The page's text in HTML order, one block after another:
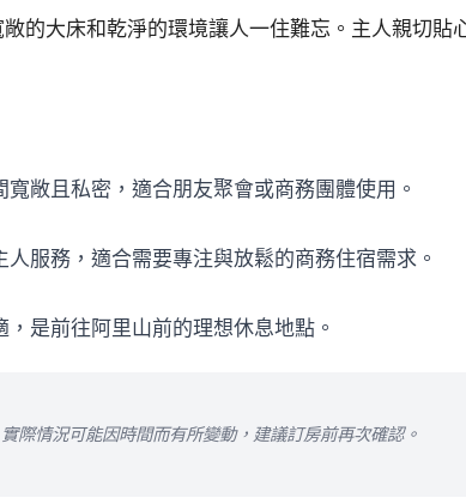
的大床和乾淨的環境讓人一住難忘。主人親切
敞且私密，適合朋友聚會或商務團體使用。
服務，適合需要專注與放鬆的商務住宿需求。
是前往阿里山前的理想休息地點。
際情況可能因時間而有所變動，建議訂房前再次確認。